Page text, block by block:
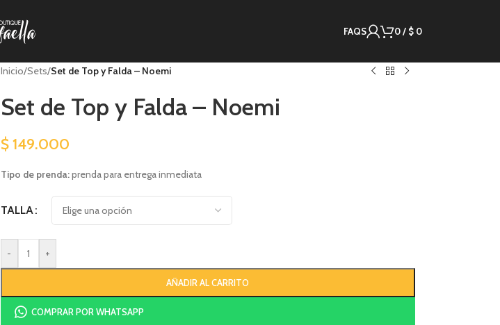
FAQS 0/ $ 0
Inicio/Sets/Set de Top y Falda – Noemi
Set de Top y Falda – Noemi
$149.000
Tipo de prenda:prenda para entrega inmediata
TALLA
- +
AÑADIR AL CARRITO
COMPRAR POR WHATSAPP